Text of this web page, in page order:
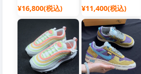
ー メンズ用 人気商品 ス
引セール中 愛好者必見
¥16,800(税込)
ー メンズ用 人気商品 ス
引セール中 愛好者必見
¥11,400(税込)